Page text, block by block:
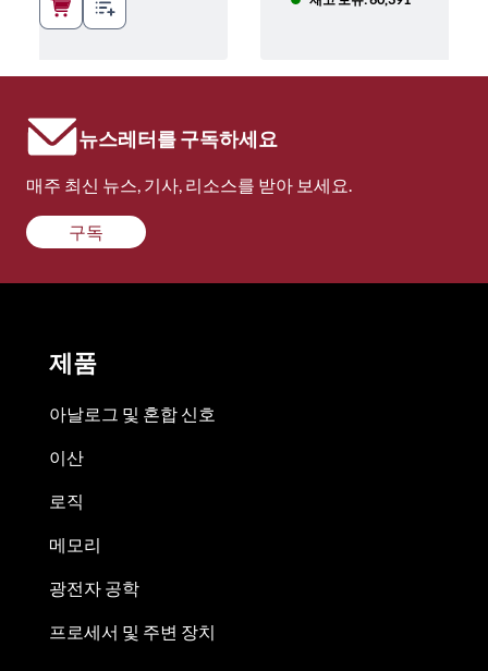
뉴스레터를 구독하세요
매주 최신 뉴스, 기사, 리소스를 받아 보세요.
구독
제품
아날로그 및 혼합 신호
이산
로직
메모리
광전자 공학
프로세서 및 주변 장치